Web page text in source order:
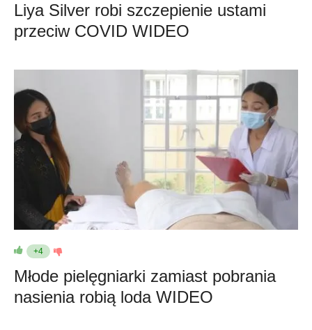
Liya Silver robi szczepienie ustami
przeciw COVID WIDEO
+4
Młode pielęgniarki zamiast pobrania
nasienia robią loda WIDEO